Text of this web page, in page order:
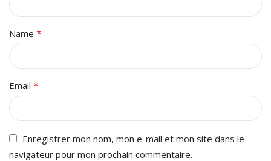
Name *
Email *
Enregistrer mon nom, mon e-mail et mon site dans le
navigateur pour mon prochain commentaire.